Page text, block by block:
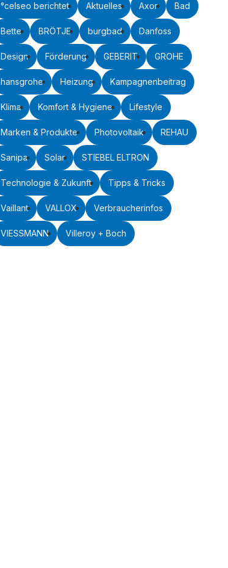
°celseo berichtet Aktuelles Axor Bad
Bette BRÖTJE burgbad Danfoss
Design Förderung GEBERIT GROHE
hansgrohe Heizung Kampagnenbeitrag
Klima Komfort & Hygiene Lifestyle
Marken & Produkte Photovoltaik REHAU
Sanipa Solar STIEBEL ELTRON
Technologie & Zukunft Tipps & Tricks
Vaillant VALLOX Verbraucherinfos
VIESSMANN Villeroy + Boch